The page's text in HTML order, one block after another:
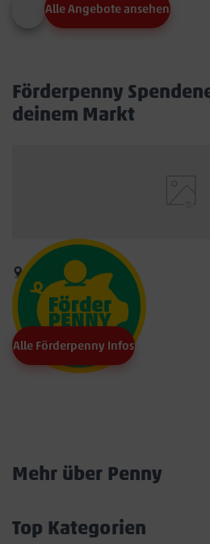
Alle Angebote ansehen
Förderpenny
deinem Markt
Alle Förderpenny Infos
Mehr über Penny
Top Kategorien